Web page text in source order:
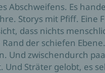
Abschweifens. Es
Storys mit Pfiff. Eine
dass nichts
der schiefen
Und zwischendurch
Und Sträter gelobt, es